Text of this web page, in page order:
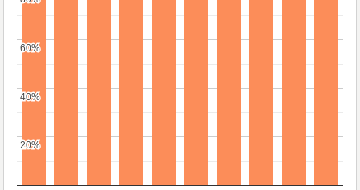
20%
20%
40%
40%
60%
60%